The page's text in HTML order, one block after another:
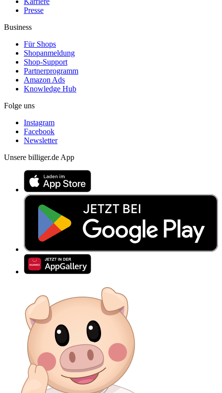
Presse
Business
Für Shops
Shopanmeldung
Shop-Support
Partnerprogramm
Amazon Ads
Knowledge Hub
Folge uns
Instagram
Facebook
Newsletter
Unsere billiger.de App